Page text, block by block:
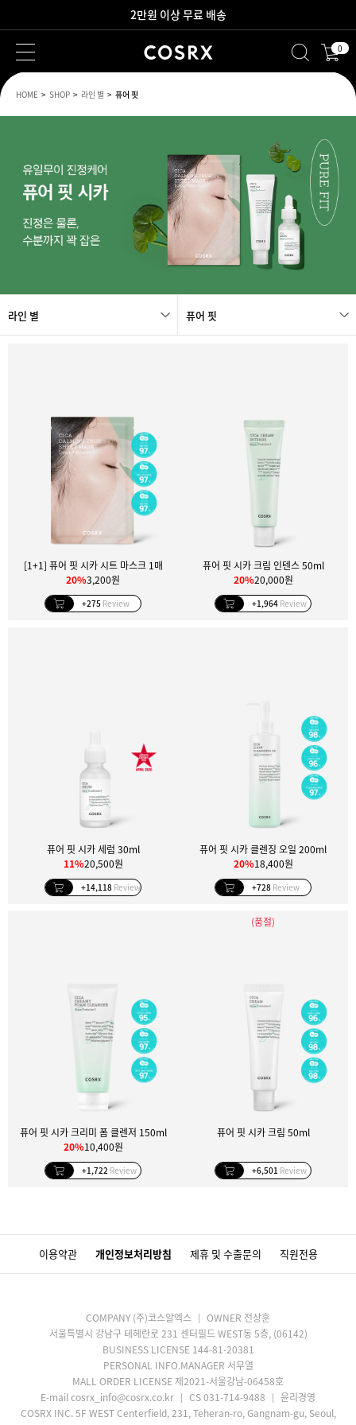
2만원 이상 무료 배송
새로워진 회원 혜택을 만나보세요! 0
HOME SHOP 라인 별 퓨어 핏
[1+1] 퓨어 핏 시카 시트 마스크 1매
20%3,200원
+275 Review
퓨어 핏 시카 크림 인텐스 50ml
20%20,000원
+1,964 Review
퓨어 핏 시카 세럼 30ml
11%20,500원
+14,118 Review
퓨어 핏 시카 클렌징 오일 200ml
20%18,400원
+728 Review
퓨어 핏 시카 크리미 폼 클렌저 150ml
20%10,400원
+1,722 Review
퓨어 핏 시카 크림 50ml
(품절)
+6,501 Review
이용약관 개인정보처리방침 제휴 및 수출문의 직원전용
COMPANY (주)코스알엑스
OWNER 전상훈
서울특별시 강남구 테헤란로 231 센터필드 WEST동 5층, (06142)
BUSINESS LICENSE 144-81-20381
PERSONAL INFO.MANAGER 서무열
MALL ORDER LICENSE 제2021-서울강남-06458호
E-mail cosrx_info@cosrx.co.kr
CS 031-714-9488
윤리경영
COSRX INC. 5F WEST Centerfield, 231, Teheran-ro, Gangnam-gu, Seoul,